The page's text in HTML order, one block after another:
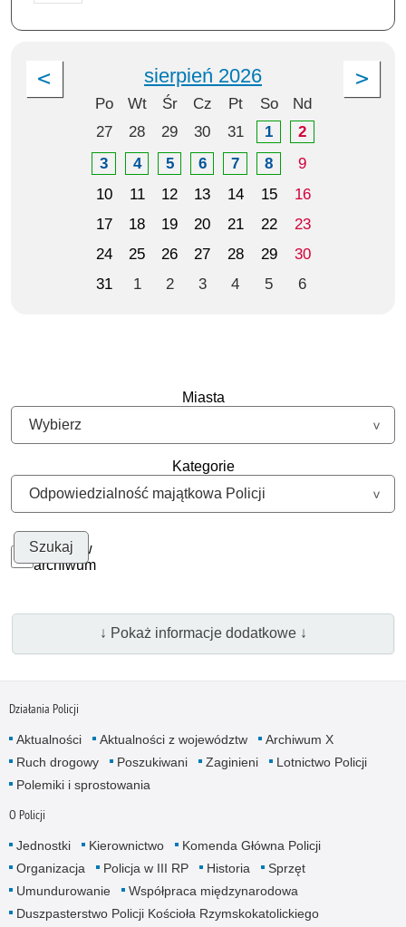
sierpień 2026
Po Wt Śr Cz Pt So
Nd
27
28 29 30 31 1
2
3
4 5 6 7 8
9
10
11 12 13 14 15
16
17
18 19 20 21 22
23
24
25 26 27 28 29
30
31
1 2 3 4 5 6
Miasta
Kategorie
Szukaj w
archiwum
↓ Pokaż informacje dodatkowe ↓
Działania Policji
Aktualności Aktualności z województw
Archiwum X
Ruch drogowy
Poszukiwani Zaginieni
Lotnictwo Policji
Polemiki i sprostowania
O Policji
Jednostki Kierownictwo
Komenda Główna Policji
Organizacja
Policja w III RP Historia
Sprzęt
Umundurowanie
Współpraca międzynarodowa
Duszpasterstwo Policji Kościoła Rzymskokatolickiego